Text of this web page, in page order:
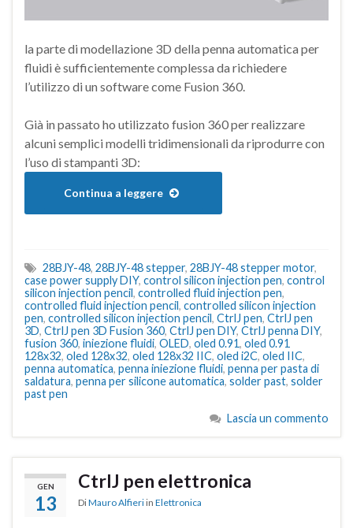
la parte di modellazione 3D della penna automatica per
fluidi è sufficientemente complessa da richiedere
l’utilizzo di un software come Fusion 360.
Già in passato ho utilizzato fusion 360 per realizzare
alcuni semplici modelli tridimensionali da riprodurre con
l’uso di stampanti 3D:
Continua a leggere
28BJY-48, 28BJY-48 stepper, 28BJY-48 stepper motor,
case power supply DIY, control silicon injection pen, control
silicon injection pencil, controlled fluid injection pen,
controlled fluid injection pencil, controlled silicon injection
pen, controlled silicon injection pencil, CtrlJ pen, CtrlJ pen
3D, CtrlJ pen 3D Fusion 360, CtrlJ pen DIY, CtrlJ penna DIY,
fusion 360, iniezione fluidi, OLED, oled 0.91, oled 0.91
128x32, oled 128x32, oled 128x32 IIC, oled i2C, oled IIC,
penna automatica, penna iniezione fluidi, penna per pasta di
saldatura, penna per silicone automatica, solder past, solder
past pen
Lascia un commento
GEN
13
CtrlJ pen elettronica
DiMauro Alfieri in Elettronica